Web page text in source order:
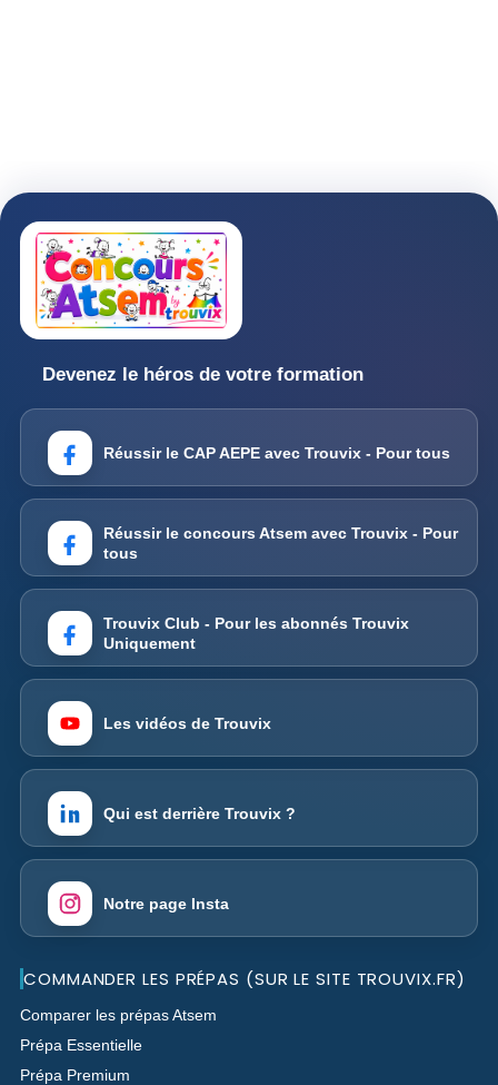
Devenez le héros de votre formation
Réussir le CAP AEPE avec Trouvix - Pour tous
Réussir le concours Atsem avec Trouvix - Pour
tous
Trouvix Club - Pour les abonnés Trouvix
Uniquement
Les vidéos de Trouvix
Qui est derrière Trouvix ?
Notre page Insta
COMMANDER LES PRÉPAS (SUR LE SITE TROUVIX.FR)
Comparer les prépas Atsem
Prépa Essentielle
Prépa Premium